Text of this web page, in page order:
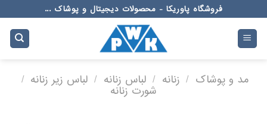
to
content
فروشگاه پاوریکا - محصولات دیجیتال و پوشاک ...
مد و پوشاک / زنانه / لباس زنانه / لباس زیر زنانه /
شورت زنانه